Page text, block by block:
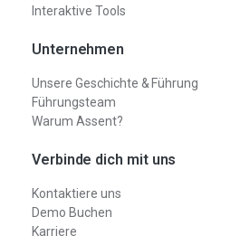
Interaktive Tools
Unternehmen
Unsere Geschichte & Führung
Führungsteam
Warum Assent?
Verbinde dich mit uns
Kontaktiere uns
Demo Buchen
Karriere